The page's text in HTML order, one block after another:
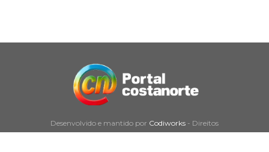
Desenvolvido e mantido por Codiworks - Direitos
reservados a Costa Norte © 2026.